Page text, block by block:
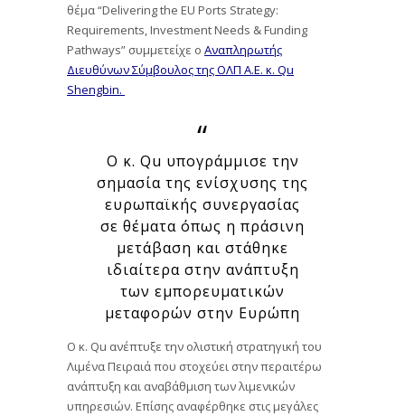
θέμα “Delivering the EU Ports Strategy:
Requirements, Investment Needs & Funding
Pathways” συμμετείχε ο Αναπληρωτής
Διευθύνων Σύμβουλος της ΟΛΠ Α.Ε. κ. Qu
Shengbin.
Ο κ. Qu υπογράμμισε την
σημασία της ενίσχυσης της
ευρωπαϊκής συνεργασίας
σε θέματα όπως η πράσινη
μετάβαση και στάθηκε
ιδιαίτερα στην ανάπτυξη
των εμπορευματικών
μεταφορών στην Ευρώπη
Ο κ. Qu ανέπτυξε την ολιστική στρατηγική του
Λιμένα Πειραιά που στοχεύει στην περαιτέρω
ανάπτυξη και αναβάθμιση των λιμενικών
υπηρεσιών. Επίσης αναφέρθηκε στις μεγάλες